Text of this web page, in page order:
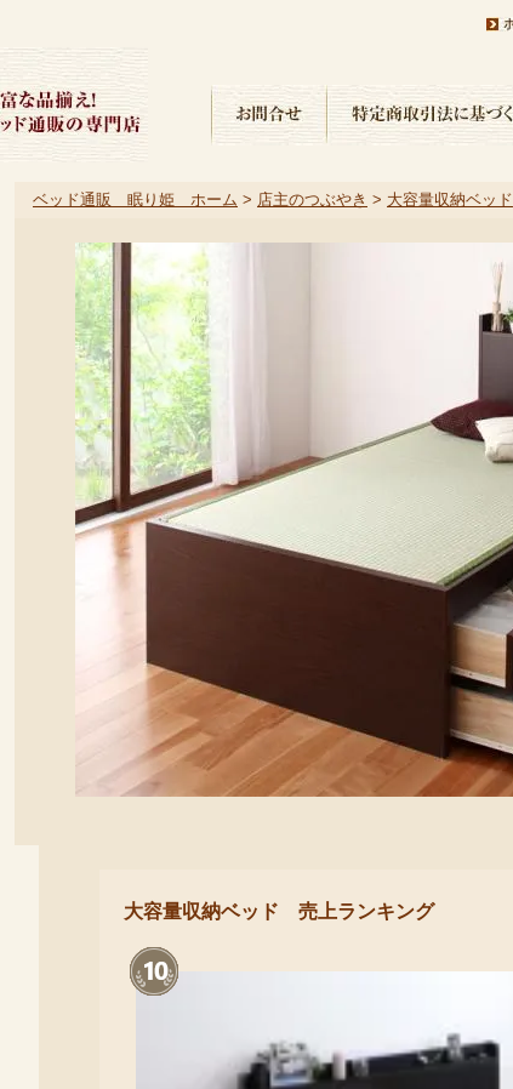
ベッド通販 眠り姫 ホーム > 店主のつぶやき > 大容量収納ベッド
大容量収納ベッド 売上ランキング